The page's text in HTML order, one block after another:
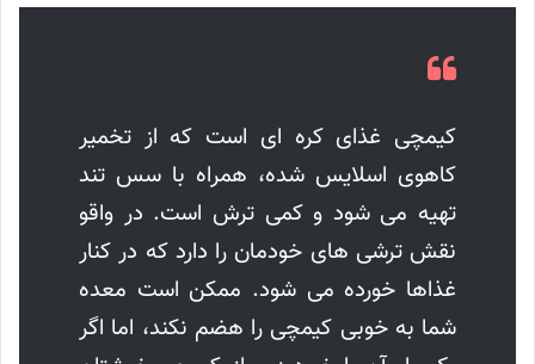
کیمچی غذای کره ای است که از تخمیر
کاهوی اسلایس شده، همراه با سس تند
تهیه می شود و کمی ترش است. در واقو
نقش ترشی های خودمان را دارد که در کنار
غذاها خورده می شود. ممکن است معده
شما به خوبی کیمچی را هضم نکند، اما اگر